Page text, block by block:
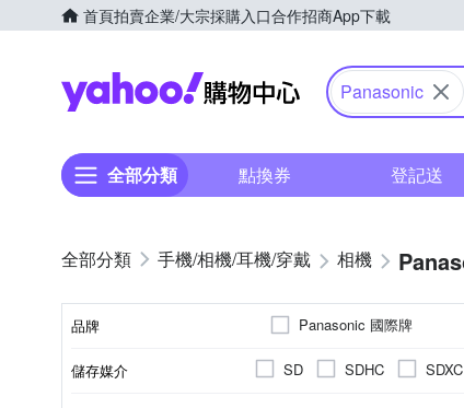
首頁拍賣企業/大宗採購入口合作招商App下載
Yahoo購物中心
Panasonic
全部分類 點換券 登記送
手機/相機/耳機/穿戴 相機
品牌 Panasonic 國際牌
儲存媒介 SD SDHC SDXC